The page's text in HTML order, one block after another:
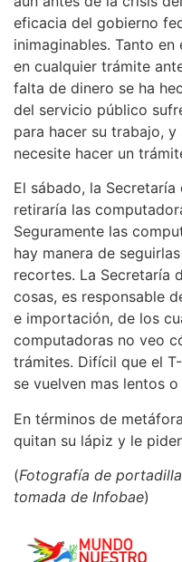
eficacia del gobierno
inimaginables. Tanto
en cualquier trámite
falta de dinero se ha
del servicio público
para hacer su trabajo,
necesite hacer un
El sábado, la
retiraría las
Seguramente las
hay manera de
recortes. La Secretaría
cosas, es responsable
e importación, de los
computadoras no veo
trámites. Difícil que el
se vuelven mas lentos
En términos de
quitan su lápiz y le
(Fotografía de
tomada de Infobae)